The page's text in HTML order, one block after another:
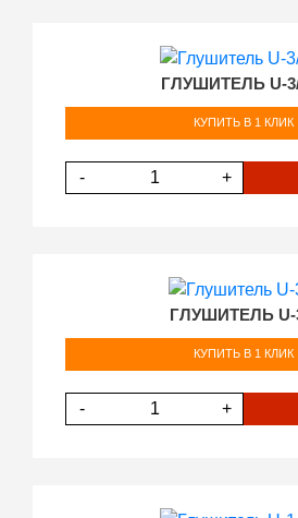
ГЛУШИТЕЛЬ U-
КУПИТЬ В 1 КЛИК
- +
ГЛУШИТЕЛЬ U-
КУПИТЬ В 1 КЛИК
- +